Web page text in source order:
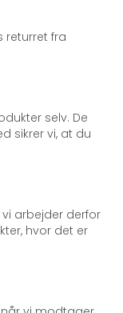
returret fra
selv. De
sikrer vi, at du
arbejder derfor
hvor det er